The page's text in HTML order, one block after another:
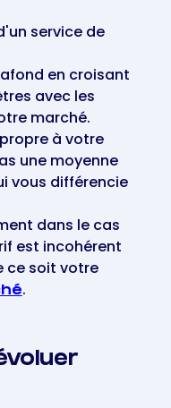
service de
en croisant
avec les
marché.
à votre
une moyenne
vous différencie
dans le cas
est incohérent
ce soit votre
.